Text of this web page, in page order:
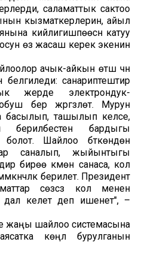
саламаттык сактоо
кызматкерлерин, айыл
кийлигишпөөсүн катуу
өзү жасаш керек экенин
ачык-айкын өтүшү үчүн
белгиледи: санариптештирүү
жерде электрондук-
берүү жүргүзүлөт. Мурун
басылып, ташылып келсе,
бардыгы
Шайлоо бүткөндөн
саналып, жыйынтыгы
бирөө күмөн санаса, кол
берилет. Президент
сөзсүз кол менен
дал келет деп ишенет", –
жаңы шайлоо системасына
көңүл бурулганын